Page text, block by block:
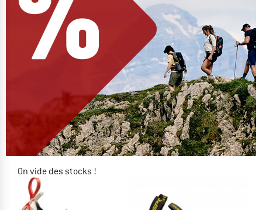
On vide des stocks !
JUSQU'À -60 %